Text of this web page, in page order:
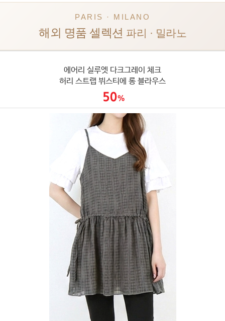
PARIS · MILANO
해외 명품 셀렉션 파리 · 밀라노
에어리 실루엣 다크그레이 체크
허리 스트랩 뷔스티에 롱 블라우스